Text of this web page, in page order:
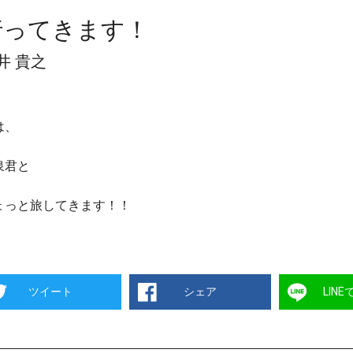
てきます！
貴之
君と
っと旅してきます！！
ツイート シェア LINE